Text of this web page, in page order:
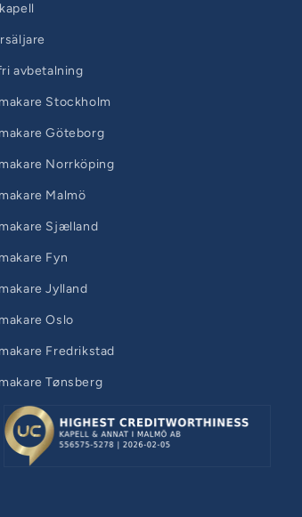
avbetalning
Stockholm
Göteborg
Norrköping
Malmö
Sjælland
Fyn
Jylland
Oslo
Fredrikstad
Tønsberg